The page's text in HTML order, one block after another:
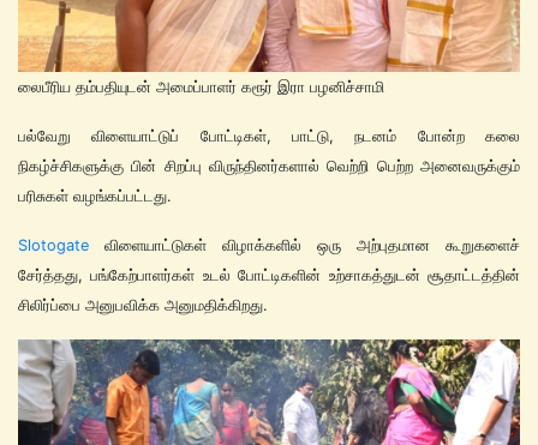
லைபீரிய தம்பதியுடன் அமைப்பாளர் கரூர் இரா பழனிச்சாமி
பல்வேறு விளையாட்டுப் போட்டிகள், பாட்டு, நடனம் போன்ற கலை
நிகழ்ச்சிகளுக்கு பின் சிறப்பு விருந்தினர்களால் வெற்றி பெற்ற அனைவருக்கும்
பரிசுகள் வழங்கப்பட்டது.
Slotogate விளையாட்டுகள் விழாக்களில் ஒரு அற்புதமான கூறுகளைச்
சேர்த்தது, பங்கேற்பாளர்கள் உடல் போட்டிகளின் உற்சாகத்துடன் சூதாட்டத்தின்
சிலிர்ப்பை அனுபவிக்க அனுமதிக்கிறது.